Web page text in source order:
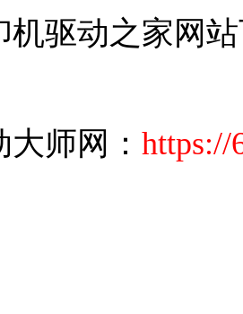
机驱动之家网
师网： https://